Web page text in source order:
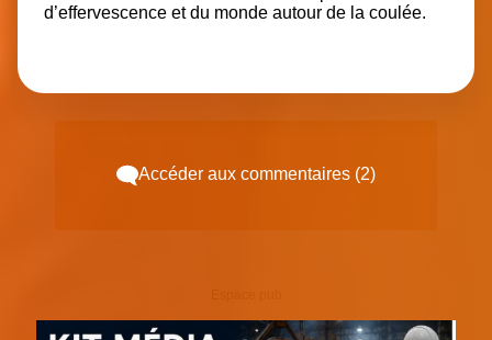
d’effervescence et du monde autour de la coulée.
Accéder aux commentaires (2)